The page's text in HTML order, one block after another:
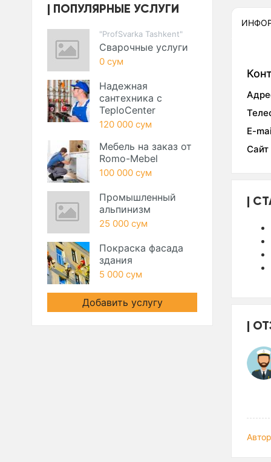
E-
Сайт
ПОПУЛЯРНЫЕ УСЛУГИ
"ProfSvarka Tashkent"
Сварочные услуги
0 сум
Надежная
сантехника с
TeploCenter
120 000 сум
Мебель на заказ от
Romo-Mebel
100 000 сум
Промышленный
альпинизм
25 000 сум
Покраска фасада
здания
5 000 сум
Добавить услугу